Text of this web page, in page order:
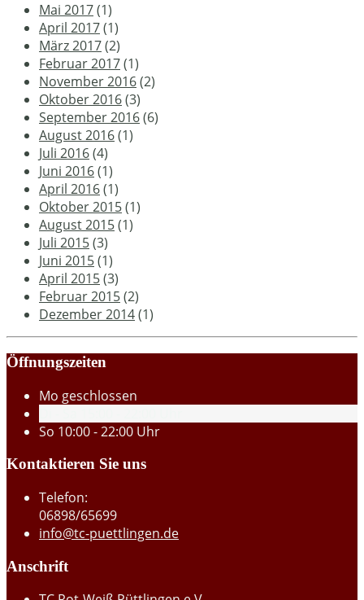
Mai 2017(1)
April 2017(1)
März 2017(2)
Februar 2017(1)
November 2016(2)
Oktober 2016(3)
September 2016(6)
August 2016(1)
Juli 2016(4)
Juni 2016(1)
April 2016(1)
Oktober 2015(1)
August 2015(1)
Juli 2015(3)
Juni 2015(1)
April 2015(3)
Februar 2015(2)
Dezember 2014(1)
Öffnungszeiten
Mo geschlossen
So 10:00 - 22:00 Uhr
Kontaktieren Sie uns
Telefon:
06898/65699
info@tc-puettlingen.de
Anschrift